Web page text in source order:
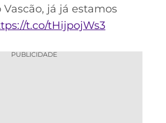
já já estamos
t.co/tHijpojWs3
PUBLICIDADE